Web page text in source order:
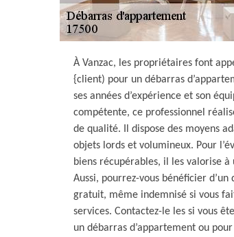
À Vanzac, les propriétaires font
{client) pour un débarras
ses années d’expérience et son
compétente, ce professionnel
de qualité. Il dispose des moyens
objets lords et volumineux. Pour
biens récupérables, il les valorise à
Aussi, pourrez-vous bénéficier d’un
gratuit, même indemnisé si vous
services. Contactez-le les si vous
un débarras d’appartement ou